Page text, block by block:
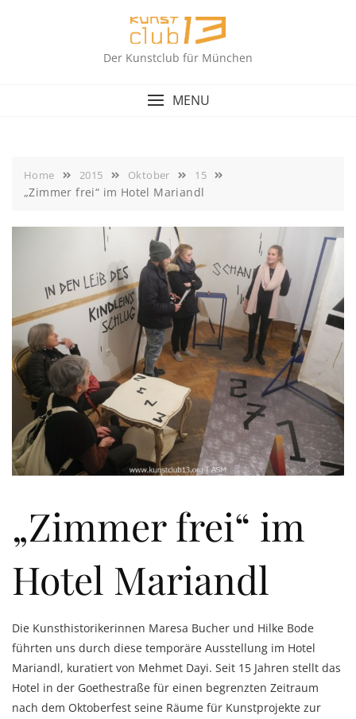
Der Kunstclub für München
MENU
Home 2015 Oktober 15
„Zimmer frei“ im Hotel Mariandl
„Zimmer frei“ im
Hotel Mariandl
Die Kunsthistorikerinnen Maresa Bucher und Hilke Bode
führten uns durch diese temporäre Ausstellung im Hotel
Mariandl, kuratiert von Mehmet Dayi. Seit 15 Jahren stellt das
Hotel in der Goethestraße für einen begrenzten Zeitraum
nach dem Oktoberfest seine Räume für Kunstprojekte zur